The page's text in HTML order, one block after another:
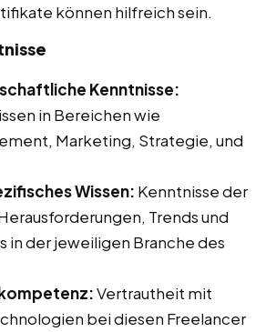
können hilfreich sein.
Kenntnisse:
in Bereichen wie
Marketing, Strategie, und
Wissen: Kenntnisse der
Trends und
in der jeweiligen Branche des
Vertrautheit mit
bei diesen Freelancer